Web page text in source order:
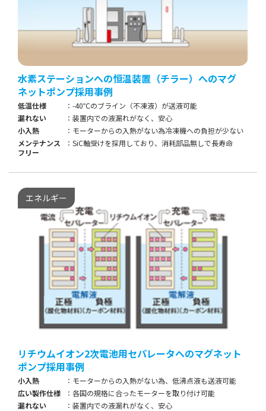
水素ステーションへの恒温装置（チラー）へのマグ
ネットポンプ採用事例
低温仕様
-40℃のブライン（不凍液）が送液可能
漏れない
装置内での液漏れがなく、安心
小入熱
モーターからの入熱がない為冷凍機への負担が少ない
メンテナンス
フリー
SiC軸受けを採用しており、消耗部品無しで長寿命
エネルギー
リチウムイオン2次電池用セパレータへのマグネット
ポンプ採用事例
小入熱
モーターからの入熱がない為、低沸点液も送液可能
広い製作仕様
各国の規格に合ったモーターを取り付け可能
漏れない
装置内での液漏れがなく、安心